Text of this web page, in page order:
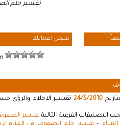
تفسير حلم
! سجل اعجابك
(No Ratings Yet)
بتاريخ24/5/2010 تفسير الاحلام والرؤى
التصنيفات الفرعية التالية تفسير